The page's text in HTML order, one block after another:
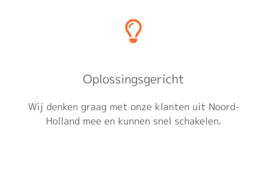
Oplossingsgericht
Wij denken graag met onze klanten uit Noord-
Holland mee en kunnen snel schakelen.